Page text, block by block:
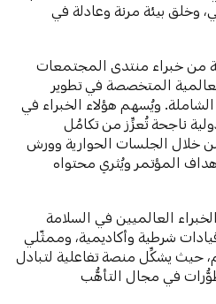
بيئة مرنة وعادلة في
من خبراء منتدى المجتمعات
المتخصصة في تطوير
ويُسهم هؤلاء الخبراء في
ناجحة تُعزِّز من تكامُل
الجلسات الحوارية وورش
المؤتمر ويُثري محتواه
العالميين في السلامة
شرطية وأكاديمية، وممثّلي
يشكِّل منصة تفاعلية لتبادل
في مجال التأهُّب